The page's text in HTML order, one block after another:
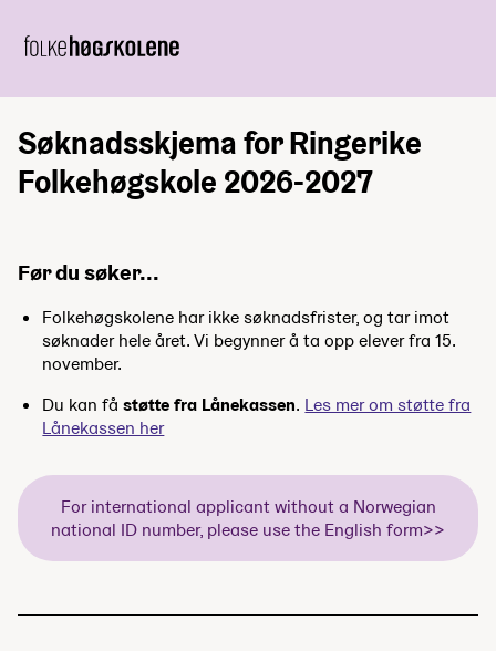
Søknadsskjema for Ringerike
Folkehøgskole 2026-2027
Før du søker...
Folkehøgskolene har ikke søknadsfrister, og tar imot
søknader hele året. Vi begynner å ta opp elever fra 15.
november.
Du kan fåstøtte fra Lånekassen. Les mer om støtte fra
Lånekassen her
For international applicant without a Norwegian
national ID number, please use the English form>>